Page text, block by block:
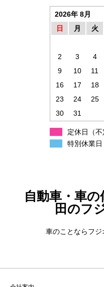
2026年 8月
日
月 火
2
3 4
9
10 11
16
17 18
23
24 25
30
31
定休日（不
特別休業日
自動車・車
田のフ
車のことならフ